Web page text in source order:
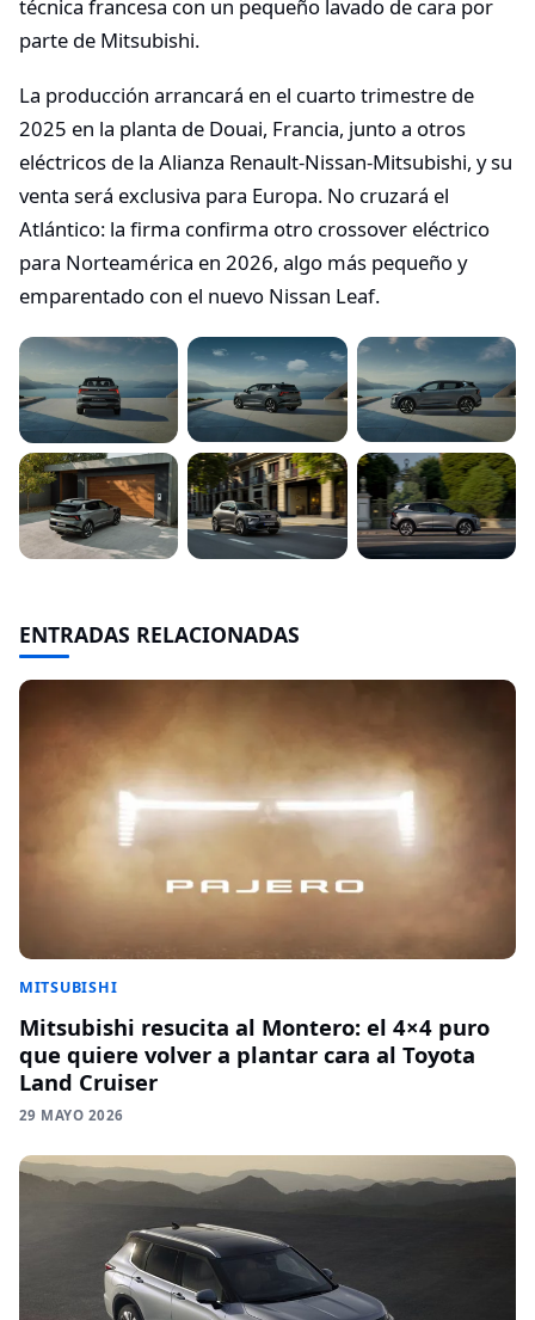
técnica francesa con un pequeño lavado de cara por
parte de Mitsubishi.
La producción arrancará en el cuarto trimestre de
2025 en la planta de Douai, Francia, junto a otros
eléctricos de la Alianza Renault‑Nissan‑Mitsubishi, y su
venta será exclusiva para Europa. No cruzará el
Atlántico: la firma confirma otro crossover eléctrico
para Norteamérica en 2026, algo más pequeño y
emparentado con el nuevo Nissan Leaf.
ENTRADAS RELACIONADAS
MITSUBISHI
Mitsubishi resucita al Montero: el 4×4 puro
que quiere volver a plantar cara al Toyota
Land Cruiser
29 MAYO 2026